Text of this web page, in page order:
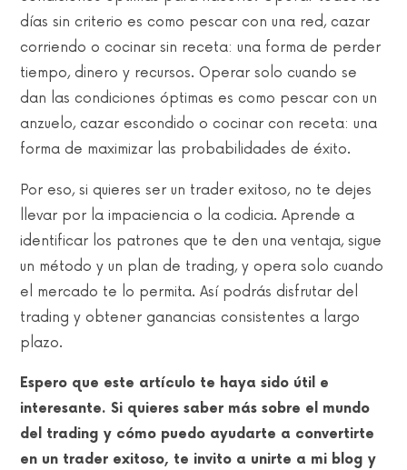
días sin criterio es como pescar con una red, cazar
corriendo o cocinar sin receta: una forma de perder
tiempo, dinero y recursos. Operar solo cuando se
dan las condiciones óptimas es como pescar con un
anzuelo, cazar escondido o cocinar con receta: una
forma de maximizar las probabilidades de éxito.
Por eso, si quieres ser un trader exitoso, no te dejes
llevar por la impaciencia o la codicia. Aprende a
identificar los patrones que te den una ventaja, sigue
un método y un plan de trading, y opera solo cuando
el mercado te lo permita. Así podrás disfrutar del
trading y obtener ganancias consistentes a largo
plazo.
Espero que este artículo te haya sido útil e
interesante. Si quieres saber más sobre el mundo
del trading y cómo puedo ayudarte a convertirte
en un trader exitoso, te invito a unirte a mi blog y